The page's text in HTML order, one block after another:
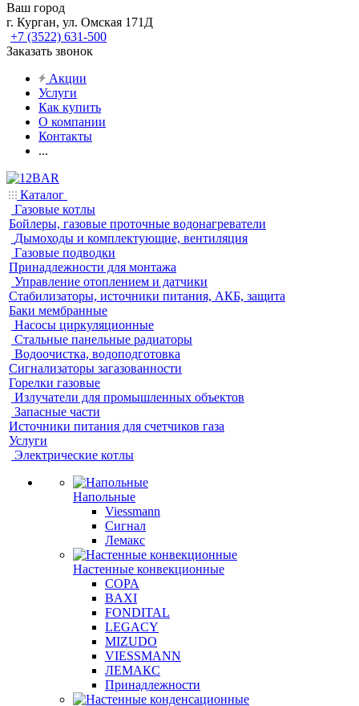
Ваш город
г. Курган, ул. Омская 171Д
+7 (3522) 631-500
Заказать звонок
Акции
Услуги
Как купить
О компании
Контакты
...
Каталог
Газовые котлы
Бойлеры, газовые проточные водонагреватели
Дымоходы и комплектующие, вентиляция
Газовые подводки
Принадлежности для монтажа
Управление отоплением и датчики
Стабилизаторы, источники питания, АКБ, защита
Баки мембранные
Насосы циркуляционные
Стальные панельные радиаторы
Водоочистка, водоподготовка
Сигнализаторы загазованности
Горелки газовые
Излучатели для промышленных объектов
Запасные части
Источники питания для счетчиков газа
Услуги
Электрические котлы
Напольные
Viessmann
Сигнал
Лемакс
Настенные конвекционные
COPA
BAXI
FONDITAL
LEGACY
MIZUDO
VIESSMANN
ЛЕМАКС
Принадлежности